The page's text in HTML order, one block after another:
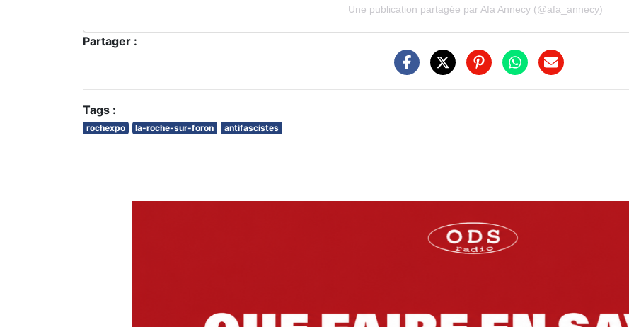
Une publication partagée par Afa Annecy (@afa_annecy)
Partager :
Tags :
rochexpo la-roche-sur-foron antifascistes